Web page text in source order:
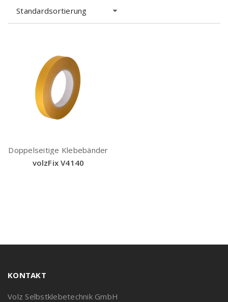
Standardsortierung
Doppelseitige Klebebänder
volzFix V4140
KONTAKT
Volz Selbstklebetechnik GmbH